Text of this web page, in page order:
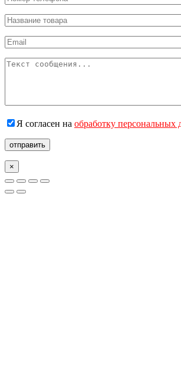
Я согласен на обработку персональных
отправить
×